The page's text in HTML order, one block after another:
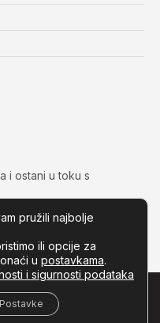
i ostani u toku s
prava pridržana.
pružili najbolje
ili opcije za
u postavkama.
i sigurnosti podataka
Postavke